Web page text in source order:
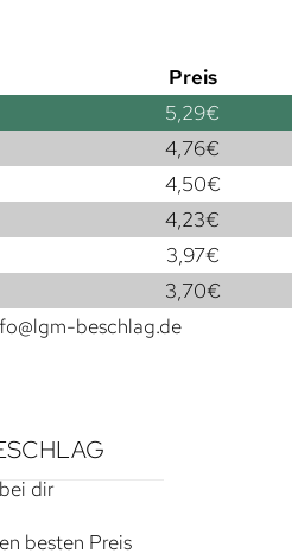
Preis
5,29€
4,76€
4,50€
4,23€
3,97€
3,70€
beschlag.de
dir
besten Preis